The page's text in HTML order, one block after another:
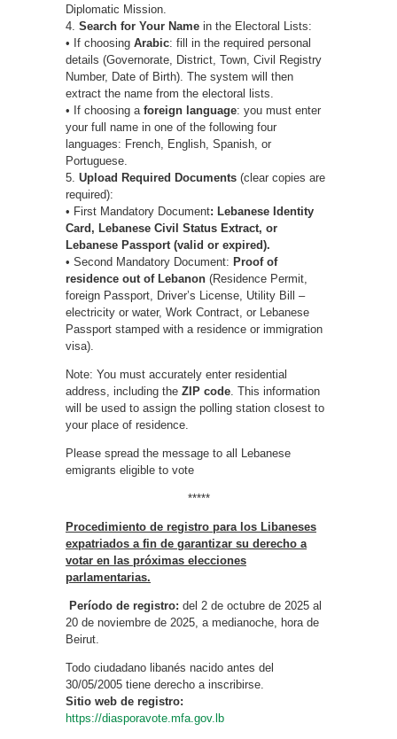
Diplomatic Mission.
4. Search for Your Name in the Electoral Lists:
• If choosing Arabic: fill in the required personal
details (Governorate, District, Town, Civil Registry
Number, Date of Birth). The system will then
extract the name from the electoral lists.
• If choosing a foreign language: you must enter
your full name in one of the following four
languages: French, English, Spanish, or
Portuguese.
5. Upload Required Documents (clear copies are
required):
• First Mandatory Document: Lebanese Identity
Card, Lebanese Civil Status Extract, or
Lebanese Passport (valid or expired).
• Second Mandatory Document: Proof of
residence out of Lebanon (Residence Permit,
foreign Passport, Driver’s License, Utility Bill –
electricity or water, Work Contract, or Lebanese
Passport stamped with a residence or immigration
visa).
Note: You must accurately enter residential
address, including the ZIP code. This information
will be used to assign the polling station closest to
your place of residence.
Please spread the message to all Lebanese
emigrants eligible to vote
*****
Procedimiento de registro para los Libaneses
expatriados a fin de garantizar su derecho a
votar en las próximas elecciones
parlamentarias.
Período de registro: del 2 de octubre de 2025 al
20 de noviembre de 2025, a medianoche, hora de
Beirut.
Todo ciudadano libanés nacido antes del
30/05/2005 tiene derecho a inscribirse.
Sitio web de registro:
https://diasporavote.mfa.gov.lb